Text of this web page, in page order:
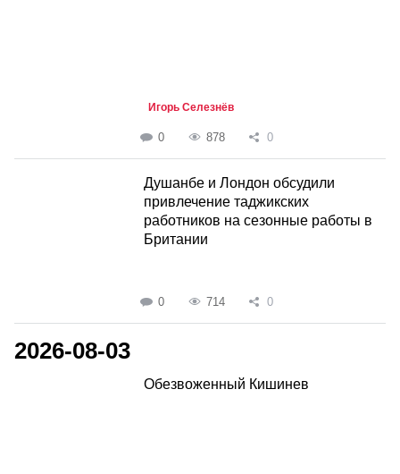
Игорь Селезнёв
0 878 0
Душанбе и Лондон обсудили
привлечение таджикских
работников на сезонные работы в
Британии
0 714 0
2026-08-03
Обезвоженный Кишинев